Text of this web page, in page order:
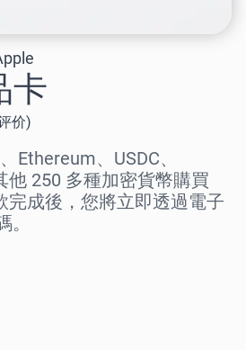
卡
价)
Ethereum、USDC、
他 250 多種加密貨幣購買
完成後，您將立即透過電子